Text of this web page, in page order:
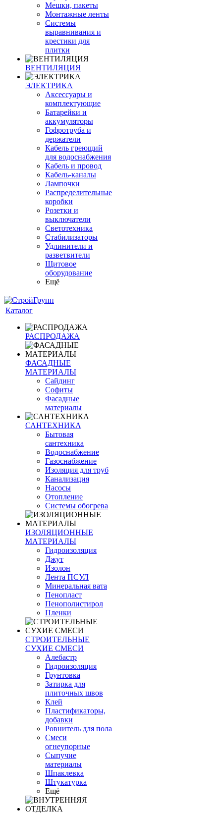
Мешки, пакеты
Монтажные ленты
Системы
выравнивания и
крестики для
плитки
ВЕНТИЛЯЦИЯ
ЭЛЕКТРИКА
Аксессуары и
комплектующие
Батарейки и
аккумуляторы
Гофротруба и
держатели
Кабель греющий
для водоснабжения
Кабель и провод
Кабель-каналы
Лампочки
Распределительные
коробки
Розетки и
выключатели
Светотехника
Стабилизаторы
Удлинители и
разветвители
Щитовое
оборудование
Ещё
Каталог
РАСПРОДАЖА
ФАСАДНЫЕ
МАТЕРИАЛЫ
Сайдинг
Софиты
Фасадные
материалы
САНТЕХНИКА
Бытовая
сантехника
Водоснабжение
Газоснабжение
Изоляция для труб
Канализация
Насосы
Отопление
Системы обогрева
ИЗОЛЯЦИОННЫЕ
МАТЕРИАЛЫ
Гидроизоляция
Джут
Изолон
Лента ПСУЛ
Минеральная вата
Пенопласт
Пенополистирол
Пленки
СТРОИТЕЛЬНЫЕ
СУХИЕ СМЕСИ
Алебастр
Гидроизоляция
Грунтовка
Затирка для
плиточных швов
Клей
Пластификаторы,
добавки
Ровнитель для пола
Смеси
огнеупорные
Сыпучие
материалы
Шпаклевка
Штукатурка
Ещё